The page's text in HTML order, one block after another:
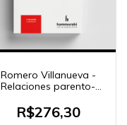
Romero Villanueva -
Relaciones parento-
R$276,30